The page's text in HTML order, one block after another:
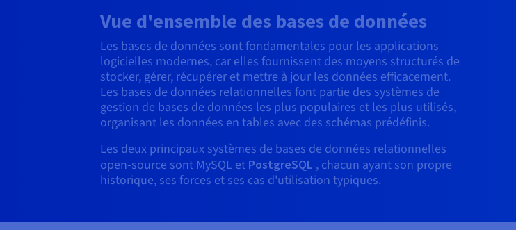
Vue d'ensemble des bases de données
Les bases de données sont fondamentales pour les applications
logicielles modernes, car elles fournissent des moyens structurés de
stocker, gérer, récupérer et mettre à jour les données efficacement.
Les bases de données relationnelles font partie des systèmes de
gestion de bases de données les plus populaires et les plus utilisés,
organisant les données en tables avec des schémas prédéfinis.
Les deux principaux systèmes de bases de données relationnelles
open-source sont MySQL et PostgreSQL , chacun ayant son propre
historique, ses forces et ses cas d'utilisation typiques.